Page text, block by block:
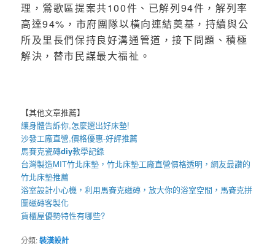
理，鶯歌區提案共100件、已解列94件，解列率
高達94%，市府團隊以橫向連結奠基，持續與公
所及里長們保持良好溝通管道，接下問題、積極
解決，替市民謀最大福祉。
【其他文章推薦】
讓身體告訴你,怎麼選出好床墊!
沙發工廠直營,價格優惠-好評推薦
馬賽克瓷磚diy教學記錄
台灣製造MIT竹北床墊 ，竹北床墊工廠直營價格透明，網友最讚的
竹北床墊推薦
浴室設計小心機，利用馬賽克磁磚 ，放大你的浴室空間， 馬賽克拼
圖磁磚客製化
貨櫃屋優勢特性有哪些?
分類:裝潢設計